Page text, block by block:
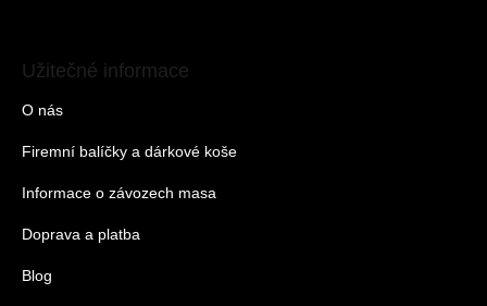
Užitečné informace
O nás
Firemní balíčky a dárkové koše
Informace o závozech masa
Doprava a platba
Blog